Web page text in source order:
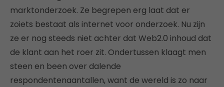
marktonderzoek. Ze begrepen erg laat dat er
zoiets bestaat als internet voor onderzoek. Nu zijn
ze er nog steeds niet achter dat Web2.0 inhoud dat
de klant aan het roer zit. Ondertussen klaagt men
steen en been over dalende
respondentenaantallen, want de wereld is zo naar